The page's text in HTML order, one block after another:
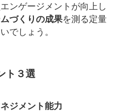
ンゲージメントが向上し
づくりの成果を測る定量
でしょう。
ト３選
ジメント能力